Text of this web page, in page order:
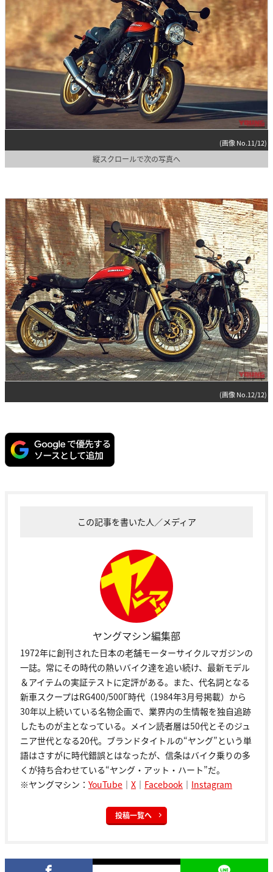
(画像 No.11/12)
縦スクロールで次の写真へ
(画像 No.12/12)
この記事を書いた人／メディア
ヤングマシン編集部
1972年に創刊された日本の老舗モーターサイクルマガジンの
一誌。常にその時代の熱いバイク達を追い続け、最新モデル
＆アイテムの実証テストに定評がある。また、代名詞となる
新車スクープはRG400/500Γ時代（1984年3月号掲載）から
30年以上続いている名物企画で、業界内の生情報を独自追跡
したものが主となっている。メイン読者層は50代とそのジュ
ニア世代となる20代。ブランドタイトルの“ヤング”という単
語はさすがに時代錯誤とはなったが、信条はバイク乗りの多
くが持ち合わせている“ヤング・アット・ハート”だ。
※ヤングマシン： YouTube ｜ X ｜ Facebook ｜ Instagram
投稿一覧へ